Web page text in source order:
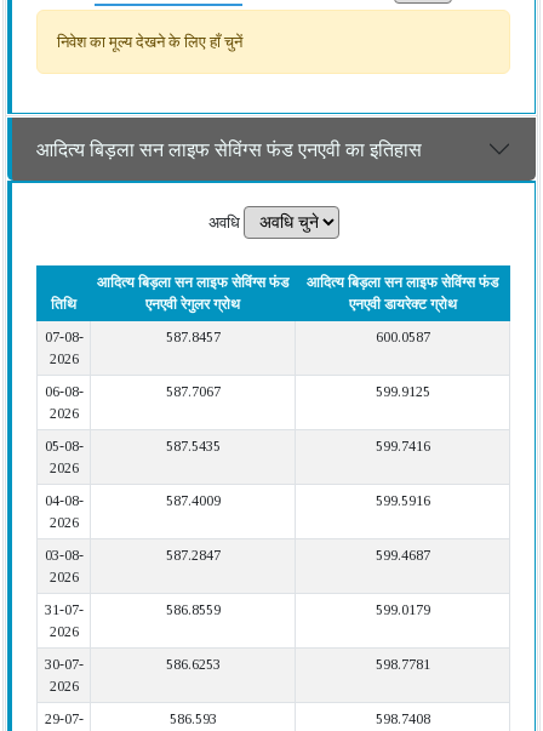
निवेश का मूल्य देखने के लिए हाँ चुनें
आदित्य बिड़ला सन लाइफ सेविंग्स फंड एनएवी का इतिहास
अवधि
तिथि
आदित्य बिड़ला सन लाइफ सेविंग्स फंड
एनएवी रेगुलर ग्रोथ
आदित्य बिड़ला सन लाइफ सेविंग्स फंड
एनएवी डायरेक्ट ग्रोथ
07-08-
2026
587.8457 600.0587
06-08-
2026
587.7067 599.9125
05-08-
2026
587.5435 599.7416
04-08-
2026
587.4009 599.5916
03-08-
2026
587.2847 599.4687
31-07-
2026
586.8559 599.0179
30-07-
2026
586.6253 598.7781
29-07-
586.593 598.7408